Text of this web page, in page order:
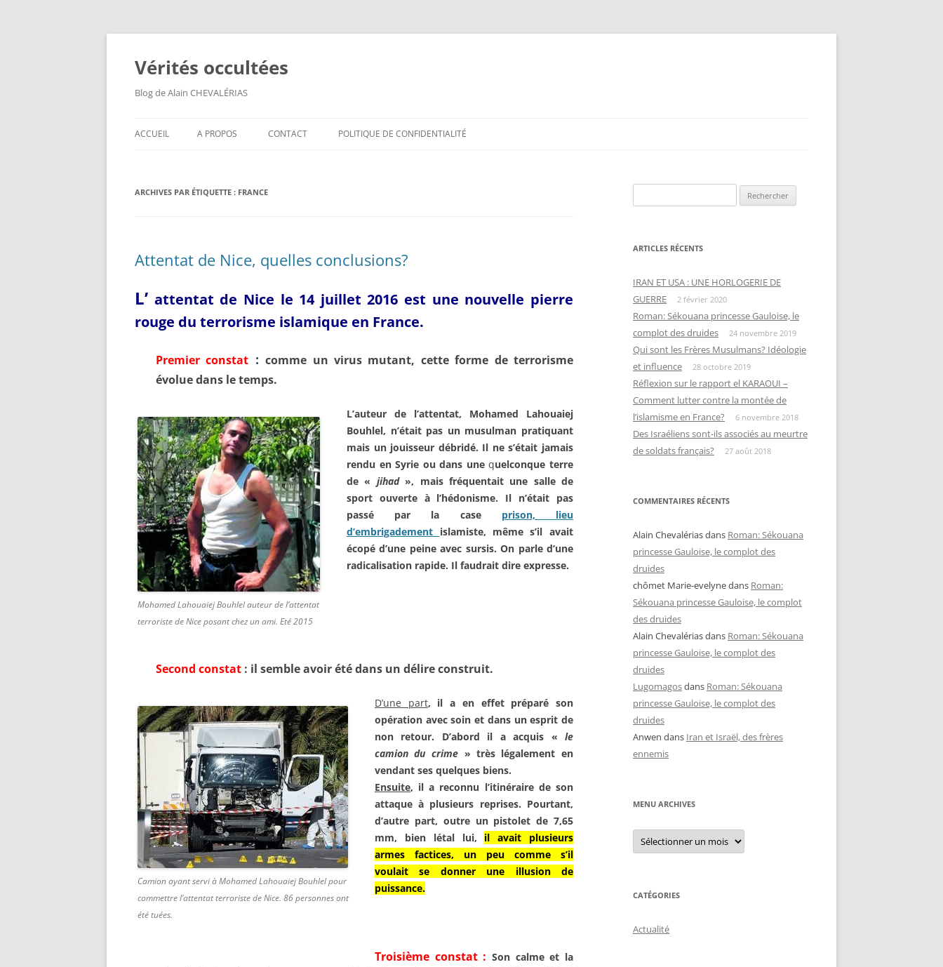
Aller
contenu
Vérités occultées
Blog de Alain CHEVALÉRIAS
ACCUEIL A PROPOS CONTACT POLITIQUE DE CONFIDENTIALITÉ
ARCHIVES PAR ÉTIQUETTE : FRANCE
Attentat de Nice, quelles conclusions?
L’ attentat de Nice le 14 juillet 2016 est une nouvelle pierre
rouge du terrorisme islamique en France.
Premier constat :comme un virus mutant, cette forme de terrorisme
évolue dans le temps.
Mohamed Lahouaiej Bouhlel auteur de l’attentat
terroriste de Nice posant chez un ami. Eté 2015
L’auteur de l’attentat, Mohamed Lahouaiej
Bouhlel, n’était pas un musulman pratiquant
mais un jouisseur débridé. Il ne s’était jamais
rendu en Syrie ou dans unequelconque terre
de « jihad», mais fréquentait une salle de
sport ouverte à l’hédonisme. Il n’était pas
passé par la case prison, lieu
d’embrigadement islamiste, même s’il avait
écopé d’une peine avec sursis. On parle d’une
radicalisation rapide. Il faudrait dire expresse.
Second constat : il semble avoir été dans un délire construit.
Camion ayant servi à Mohamed Lahouaiej Bouhlel pour
commettre l’attentat terroriste de Nice. 86 personnes ont
été tuées.
D’une part, il a en effet préparé son
opération avec soin et dans un esprit de
non retour. D’abord il a acquis « le
camion du crime » très légalement en
vendant ses quelques biens.
Ensuite, il a reconnu l’itinéraire de son
attaque à plusieurs reprises. Pourtant,
d’autre part, outre un pistolet de 7,65
mm, bien létal lui, il avait plusieurs
armes factices, un peu comme s’il
voulait se donner une illusion de
puissance.
Troisième constat : Son calme et la
ARTICLES RÉCENTS
IRAN ET USA : UNE HORLOGERIE DE
GUERRE
2 février 2020
Roman: Sékouana princesse Gauloise, le
complot des druides
24 novembre 2019
Qui sont les Frères Musulmans? Idéologie
et influence
28 octobre 2019
Réflexion sur le rapport el KARAOUI –
Comment lutter contre la montée de
l’islamisme en France?
6 novembre 2018
Des Israéliens sont-ils associés au meurtre
de soldats français?
27 août 2018
COMMENTAIRES RÉCENTS
Alain Chevalériasdans Roman: Sékouana
princesse Gauloise, le complot des
druides
chômet Marie-evelynedans Roman:
Sékouana princesse Gauloise, le complot
des druides
Alain Chevalériasdans Roman: Sékouana
princesse Gauloise, le complot des
druides
Lugomagosdans Roman: Sékouana
princesse Gauloise, le complot des
druides
Anwen dans Iran et Israël, des frères
ennemis
MENU ARCHIVES
Menu
archives
CATÉGORIES
Actualité